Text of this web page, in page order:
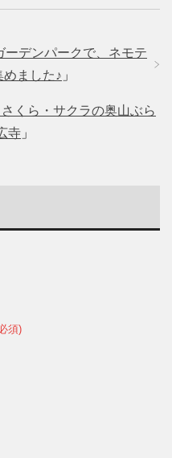
ーデンパークで、ネモテ
めました♪ 」
くら・サクラの奥山ぶら
寺 」
須)